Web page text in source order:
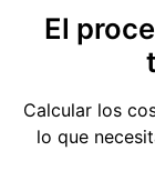
El
Calcular los
lo que